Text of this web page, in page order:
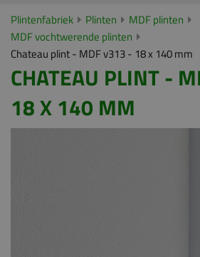
Plintenfabriek Plinten
MDF plinten
MDF vochtwerende plinten
Chateau plint - MDF v313 - 18 x 140 mm
CHATEAU PLINT -
18 X 140 MM